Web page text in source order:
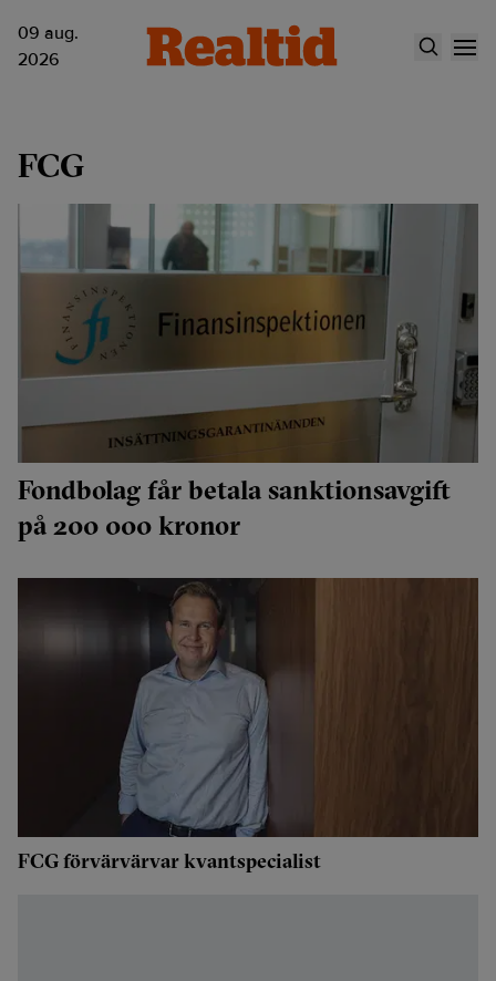
09 aug.
2026
FCG
Fondbolag får betala sanktionsavgift
på 200 000 kronor
FCG förvärvärvar kvantspecialist